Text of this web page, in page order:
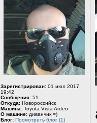
Зарегистрирован: 01 июл 2017,
19:42
Сообщения: 51
Откуда: Новороссийск
Машина: Toyota Vista Ardeo
О машине: диванчик =)
Блог: Посмотреть блог (1)